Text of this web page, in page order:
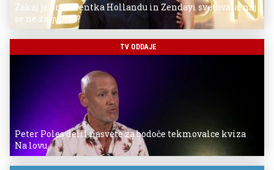
Zakaj je producentka Hollandu in Zendayi svetovala, naj
se ne zaljubita?
TV ODDAJE
Peter Poles delil nasvete za bodoče tekmovalce kviza
Na lovu